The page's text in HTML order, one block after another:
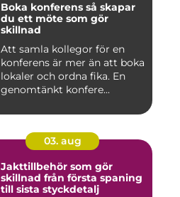
Boka konferens så skapar
du ett möte som gör
skillnad
Att samla kollegor för en
konferens är mer än att boka
lokaler och ordna fika. En
genomtänkt konfere...
03. aug
Jakttillbehör som gör
skillnad från första spaning
till sista styckdetalj